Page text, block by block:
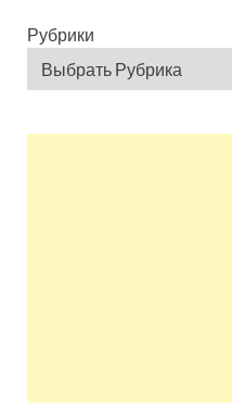
Рубрики